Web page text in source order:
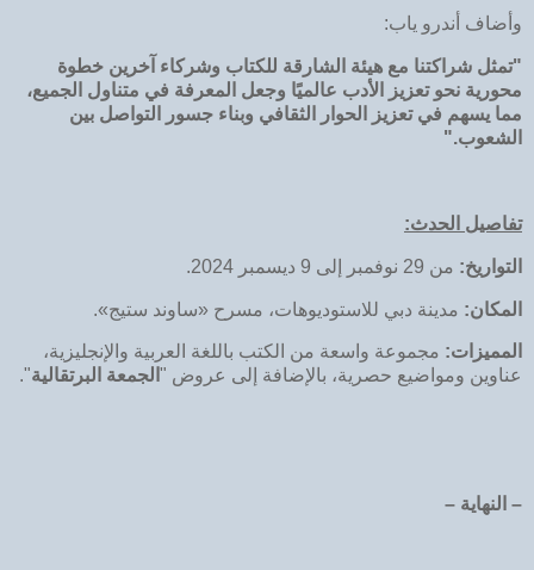
وأضاف أندرو ياب:
"تمثل شراكتنا مع هيئة الشارقة للكتاب وشركاء آخرين خطوة
محورية نحو تعزيز الأدب عالميًا وجعل المعرفة في متناول الجميع،
مما يسهم في تعزيز الحوار الثقافي وبناء جسور التواصل بين
الشعوب."
تفاصيل الحدث:
التواريخ: من 29 نوفمبر إلى 9 ديسمبر 2024.
المكان: مدينة دبي للاستوديوهات، مسرح «ساوند ستيج».
المميزات: مجموعة واسعة من الكتب باللغة العربية والإنجليزية،
عناوين ومواضيع حصرية، بالإضافة إلى عروض " الجمعة البرتقالية".
– النهاية –